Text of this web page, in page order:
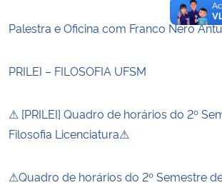
Palestra e Oficina com Franco Nero
PRILEI – FILOSOFIA UFSM
⚠ [PRILEI] Quadro de horários do 2º
Filosofia Licenciatura⚠
⚠Quadro de horários do 2º Semestre